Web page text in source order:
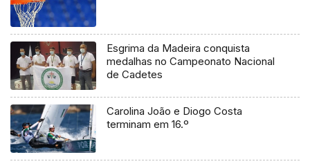
Esgrima da Madeira conquista
medalhas no Campeonato Nacional
de Cadetes
Carolina João e Diogo Costa
terminam em 16.º